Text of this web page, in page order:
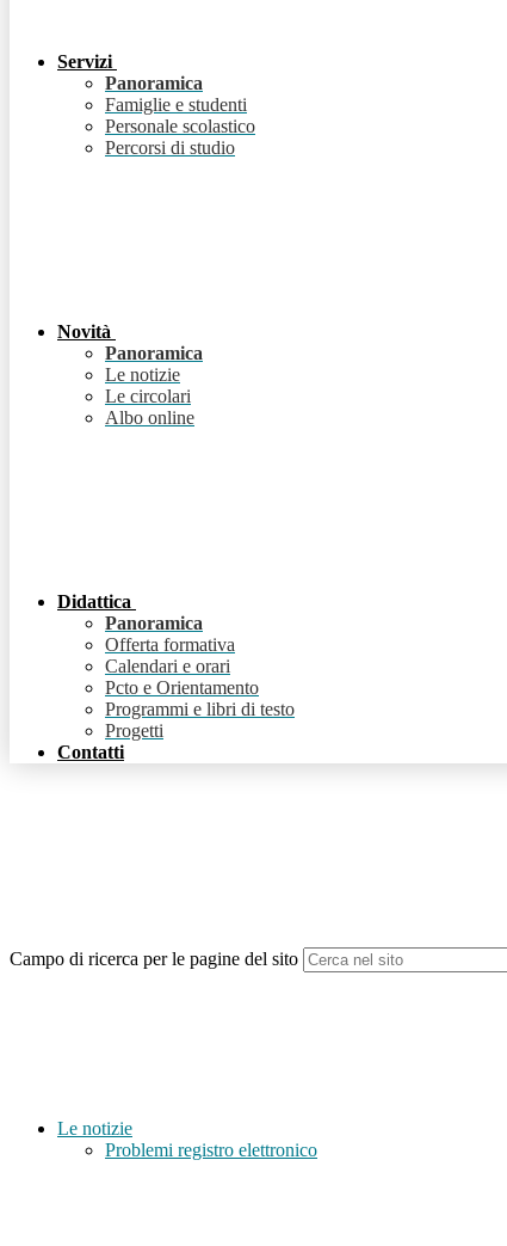
Servizi
Panoramica
Famiglie e studenti
Personale scolastico
Percorsi di studio
Novità
Panoramica
Le notizie
Le circolari
Albo online
Didattica
Panoramica
Offerta formativa
Calendari e orari
Pcto e Orientamento
Programmi e libri di testo
Progetti
Contatti
Campo di ricerca per le pagine del sito
Le notizie
Problemi registro elettronico